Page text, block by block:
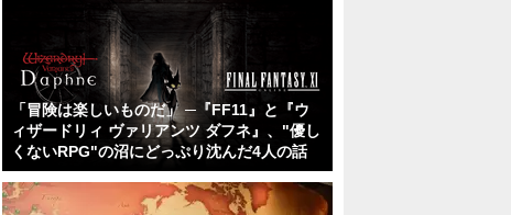
「冒険は楽しいものだ」 ─『FF11』と『ウ
ィザードリィ ヴァリアンツ ダフネ』、"優し
くないRPG"の沼にどっぷり沈んだ4人の話